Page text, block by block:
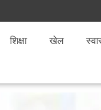
शिक्षा खेल